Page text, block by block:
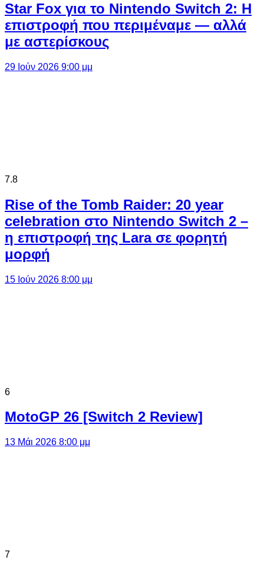
Star Fox για το Nintendo Switch 2: Η
επιστροφή που περιμέναμε — αλλά
με αστερίσκους
29 Ιούν 2026 9:00 μμ
7.8
Rise of the Tomb Raider: 20 year
celebration στο Nintendo Switch 2 –
η επιστροφή της Lara σε φορητή
μορφή
15 Ιούν 2026 8:00 μμ
6
MotoGP 26 [Switch 2 Review]
13 Μάι 2026 8:00 μμ
7